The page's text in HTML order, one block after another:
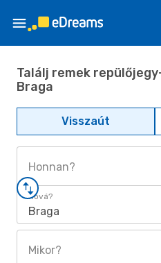
Találj remek
Braga
Visszaút
Honnan?
Hová?
Braga
Mikor?